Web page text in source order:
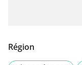
Région